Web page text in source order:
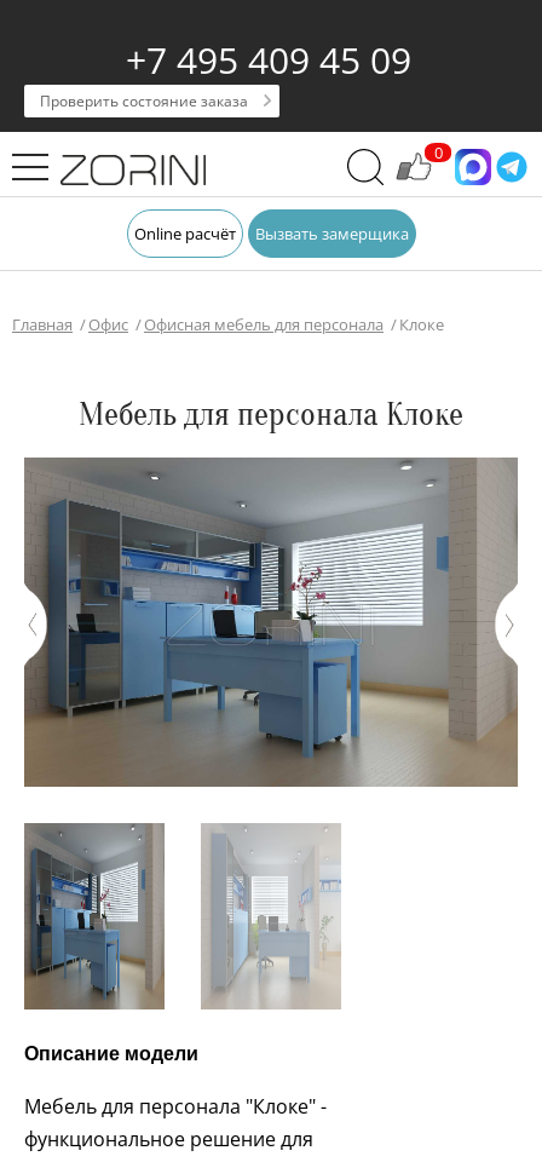
+7 495 409 45 09
Проверить состояние заказа
0
Online расчёт Вызвать замерщика
Главная Офис Офисная мебель для персонала Клоке
Мебель для персонала Клоке
Описание модели
Мебель для персонала "Клоке" -
функциональное решение для